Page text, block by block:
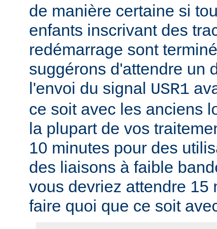
de manière certaine si
enfants inscrivant des
redémarrage sont
suggérons d'attendre un
l'envoi du signal USR1
ce soit avec les anciens
la plupart de vos
10 minutes pour des
des liaisons à faible
vous devriez attendre 15
faire quoi que ce soit